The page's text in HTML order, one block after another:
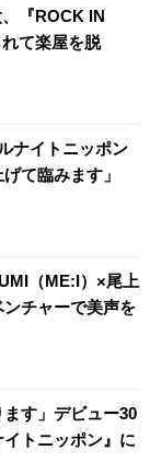
『ROCK IN
て楽屋を脱
ナイトニッポン
て臨みます」
（ME:I）×尾上
チャーで美声を
ます」デビュー30
トニッポン』に